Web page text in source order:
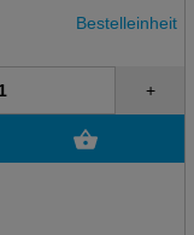
Bestelleinheit
+